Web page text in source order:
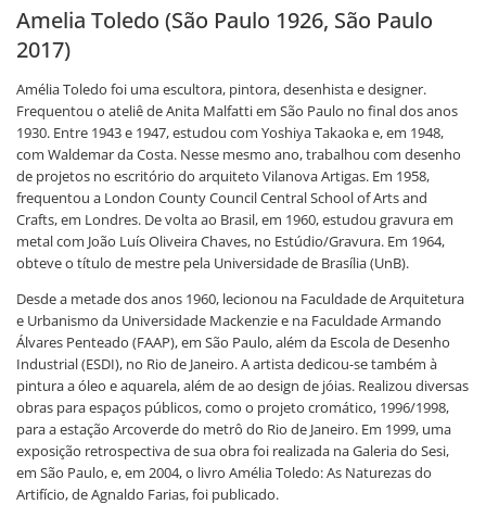
Amelia Toledo (São Paulo 1926, São Paulo
2017)
Amélia Toledo foi uma escultora, pintora, desenhista e designer.
Frequentou o ateliê de Anita Malfatti em São Paulo no final dos anos
1930. Entre 1943 e 1947, estudou com Yoshiya Takaoka e, em 1948,
com Waldemar da Costa. Nesse mesmo ano, trabalhou com desenho
de projetos no escritório do arquiteto Vilanova Artigas. Em 1958,
frequentou a London County Council Central School of Arts and
Crafts, em Londres. De volta ao Brasil, em 1960, estudou gravura em
metal com João Luís Oliveira Chaves, no Estúdio/Gravura. Em 1964,
obteve o título de mestre pela Universidade de Brasília (UnB).
Desde a metade dos anos 1960, lecionou na Faculdade de Arquitetura
e Urbanismo da Universidade Mackenzie e na Faculdade Armando
Álvares Penteado (FAAP), em São Paulo, além da Escola de Desenho
Industrial (ESDI), no Rio de Janeiro. A artista dedicou-se também à
pintura a óleo e aquarela, além de ao design de jóias. Realizou diversas
obras para espaços públicos, como o projeto cromático, 1996/1998,
para a estação Arcoverde do metrô do Rio de Janeiro. Em 1999, uma
exposição retrospectiva de sua obra foi realizada na Galeria do Sesi,
em São Paulo, e, em 2004, o livro Amélia Toledo: As Naturezas do
Artifício, de Agnaldo Farias, foi publicado.